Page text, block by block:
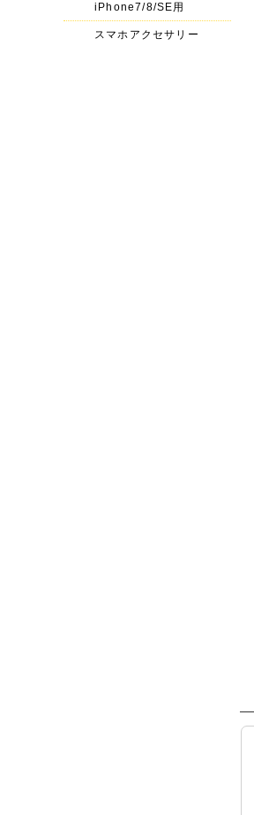
iPhone7/8/SE用
スマホアクセサリー